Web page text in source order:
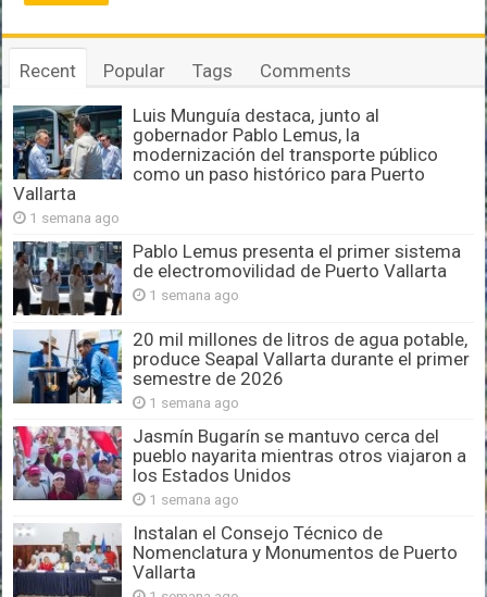
Recent Popular Tags Comments
Luis Munguía destaca, junto al
gobernador Pablo Lemus, la
modernización del transporte público
como un paso histórico para Puerto
Vallarta
1 semana ago
Pablo Lemus presenta el primer sistema
de electromovilidad de Puerto Vallarta
1 semana ago
20 mil millones de litros de agua potable,
produce Seapal Vallarta durante el primer
semestre de 2026
1 semana ago
Jasmín Bugarín se mantuvo cerca del
pueblo nayarita mientras otros viajaron a
los Estados Unidos
1 semana ago
Instalan el Consejo Técnico de
Nomenclatura y Monumentos de Puerto
Vallarta